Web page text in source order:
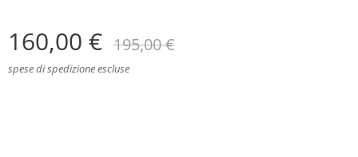
160,00 € 195,00€
spese di spedizione escluse